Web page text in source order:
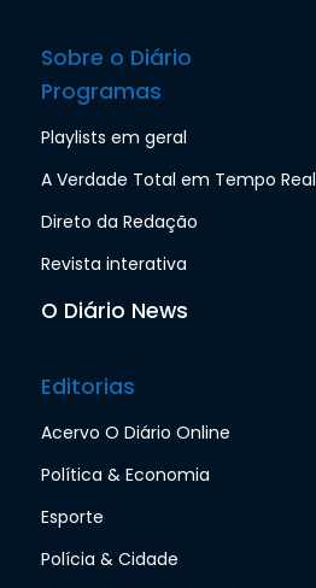
Sobre o Diário
Programas
Playlists em geral
A Verdade Total em Tempo Real
Direto da Redação
Revista interativa
O Diário News
Editorias
Acervo O Diário Online
Política & Economia
Esporte
Polícia & Cidade